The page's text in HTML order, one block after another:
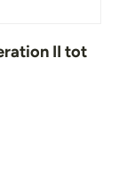
II tot